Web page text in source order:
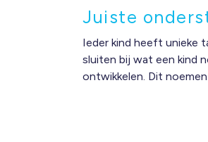
Juiste
Ieder kind heeft unieke
sluiten bij wat een kind
ontwikkelen. Dit